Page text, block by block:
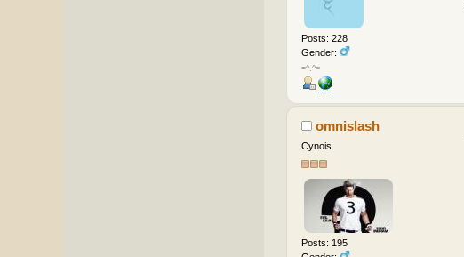
Posts: 228
Gender:
=^.^=
omnislash
Cynois
Posts: 195